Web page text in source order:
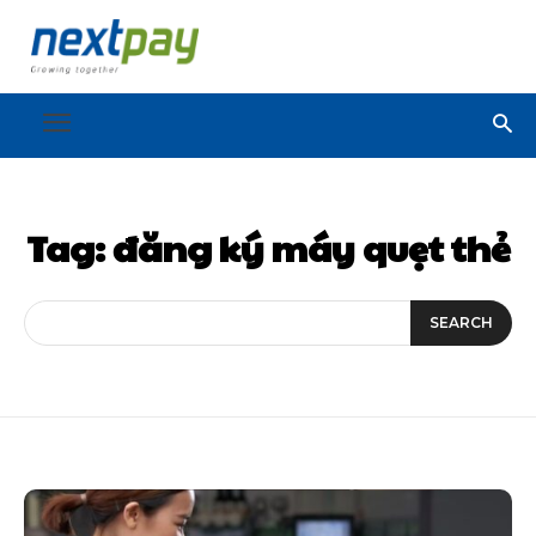
Tag:đăng ký máy quẹt thẻ
SEARCH